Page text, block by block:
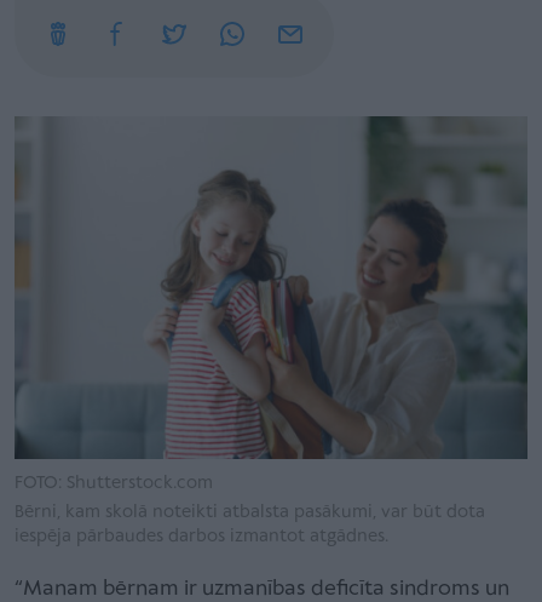
FOTO: Shutterstock.com
Bērni, kam skolā noteikti atbalsta pasākumi, var būt dota
iespēja pārbaudes darbos izmantot atgādnes.
“Manam bērnam ir uzmanības deficīta sindroms un